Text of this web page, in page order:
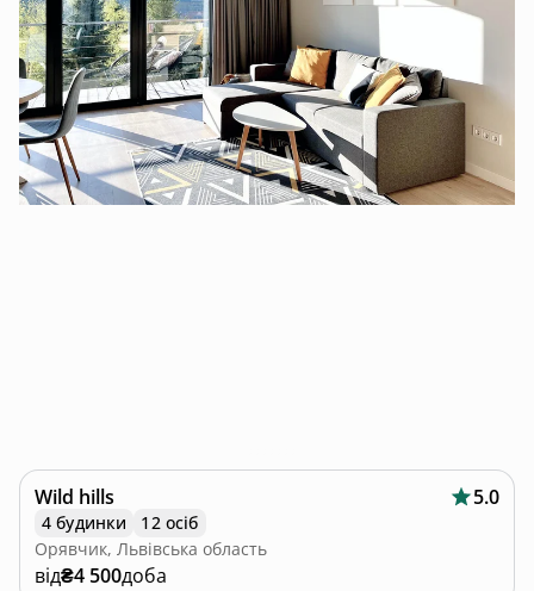
Wild hills 5.0
4 будинки
12 осіб
Орявчик, Львівська область
від₴4 500доба